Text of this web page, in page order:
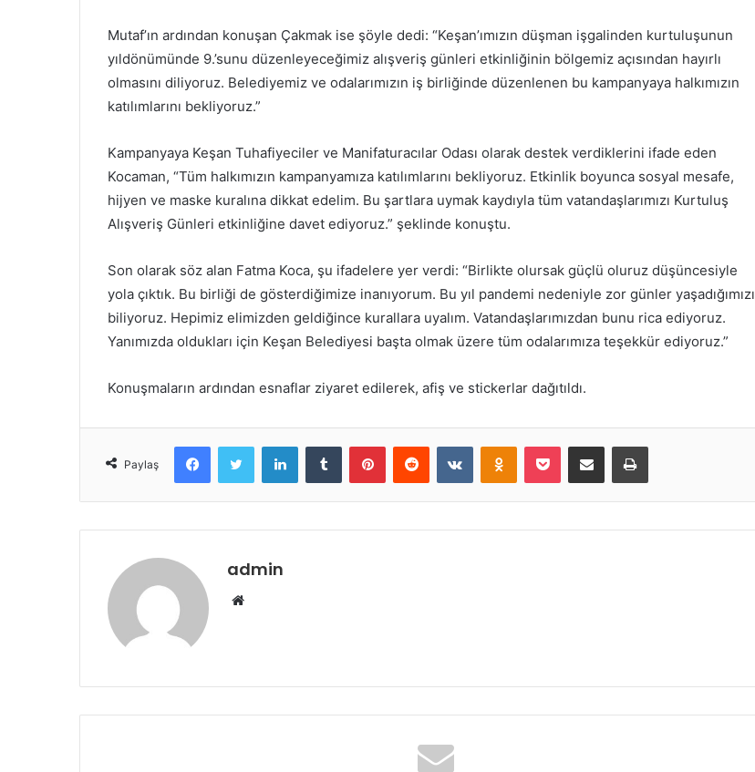
Mutaf’ın ardından konuşan Çakmak ise şöyle dedi: “Keşan’ımızın düşman işgalinden kurtuluşunun
yıldönümünde 9.’sunu düzenleyeceğimiz alışveriş günleri etkinliğinin bölgemiz açısından hayırlı
olmasını diliyoruz. Belediyemiz ve odalarımızın iş birliğinde düzenlenen bu kampanyaya halkımızın
katılımlarını bekliyoruz.”
Kampanyaya Keşan Tuhafiyeciler ve Manifaturacılar Odası olarak destek verdiklerini ifade eden
Kocaman, “Tüm halkımızın kampanyamıza katılımlarını bekliyoruz. Etkinlik boyunca sosyal mesafe,
hijyen ve maske kuralına dikkat edelim. Bu şartlara uymak kaydıyla tüm vatandaşlarımızı Kurtuluş
Alışveriş Günleri etkinliğine davet ediyoruz.” şeklinde konuştu.
Son olarak söz alan Fatma Koca, şu ifadelere yer verdi: “Birlikte olursak güçlü oluruz düşüncesiyle
yola çıktık. Bu birliği de gösterdiğimize inanıyorum. Bu yıl pandemi nedeniyle zor günler yaşadığımızı
biliyoruz. Hepimiz elimizden geldiğince kurallara uyalım. Vatandaşlarımızdan bunu rica ediyoruz.
Yanımızda oldukları için Keşan Belediyesi başta olmak üzere tüm odalarımıza teşekkür ediyoruz.”
Konuşmaların ardından esnaflar ziyaret edilerek, afiş ve stickerlar dağıtıldı.
Paylaş
FacebookTwitter LinkedInTumblr PinterestReddit VKontakteOdnoklassniki
Pocket E-Posta ile paylaş Yazdır
admin
Web